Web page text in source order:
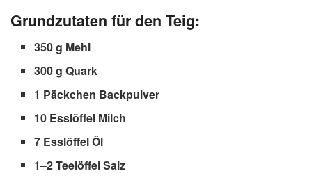
Grundzutaten für den Teig:
350 g Mehl
300 g Quark
1 Päckchen Backpulver
10 Esslöffel Milch
7 Esslöffel Öl
1–2 Teelöffel Salz